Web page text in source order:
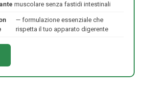
muscolare senza fastidi intestinali
— formulazione essenziale che
rispetta il tuo apparato digerente